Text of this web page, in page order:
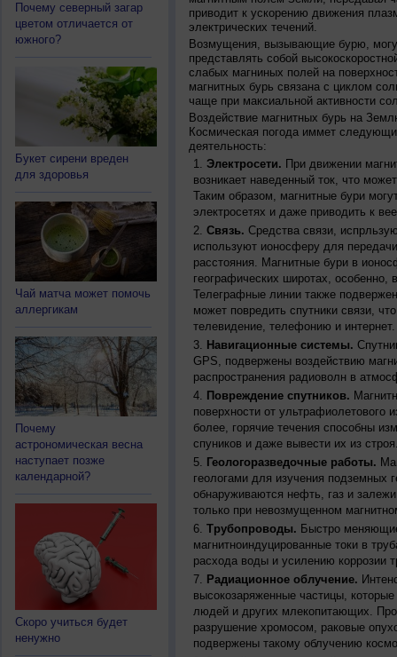
Почему северный загар
цветом отличается от
южного?
Букет сирени вреден
для здоровья
Чай матча может помочь
аллергикам
Почему
астрономическая весна
наступает позже
календарной?
Скоро учиться будет
ненужно
приводит к ускорению движения
электрических течений.
Возмущения, вызывающие бурю,
представлять собой
слабых магниных полей на
магнитных бурь связана с циклом
чаще при максиальной активности
Воздействие магнитных бурь на
Космическая погода иммет
деятельность:
Электросети. При движении
возникает наведенный ток, что
Таким образом, магнитные бури
электросетях и даже приводить к
Связь. Средства связи,
используют ионосферу для
расстояния. Магнитные бури в
географических широтах,
Телеграфные линии также
может повредить спутники связи,
телевидение, телефонию и интернет.
Навигационные системы.
GPS, подвержены воздействию
распространения радиоволн в
Повреждение спутников.
поверхности от ультрафиолетового
более, горячие течения способны
спуников и даже вывести их из
Геологоразведочные работы.
геологами для изучения подземных
обнаруживаются нефть, газ и
только при невозмущенном
Трубопроводы. Быстро
магнитноиндуцированные токи в
расхода воды и усилению коррозии
Радиационное облучение.
высокозаряженные частицы,
людей и других млекопитающих.
разрушение хромосом, раковые
подвержены такому облучению